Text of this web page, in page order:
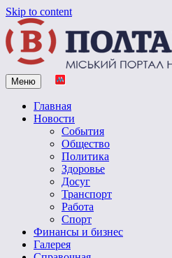
Skip to content
Vpoltave.info
Полтавский портал новостей
Меню
Главная
Новости
События
Общество
Политика
Здоровье
Досуг
Транспорт
Работа
Спорт
Финансы и бизнес
Галерея